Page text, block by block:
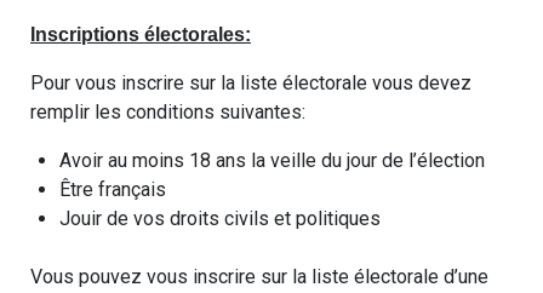
Inscriptions électorales:
Pour vous inscrire sur la liste électorale vous devez
remplir les conditions suivantes:
Avoir au moins 18 ans la veille du jour de l’élection
Être français
Jouir de vos droits civils et politiques
Vous pouvez vous inscrire sur la liste électorale d’une